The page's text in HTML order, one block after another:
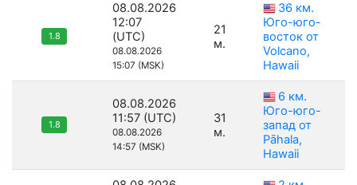
1.8
08.08.2026
12:07
(UTC)
08.08.2026
15:07 (MSK)
21
м.
36 км.
Юго-юго-
восток от
Volcano,
Hawaii
1.8
08.08.2026
11:57 (UTC)
08.08.2026
14:57 (MSK)
31
м.
6 км.
Юго-юго-
запад от
Pāhala,
Hawaii